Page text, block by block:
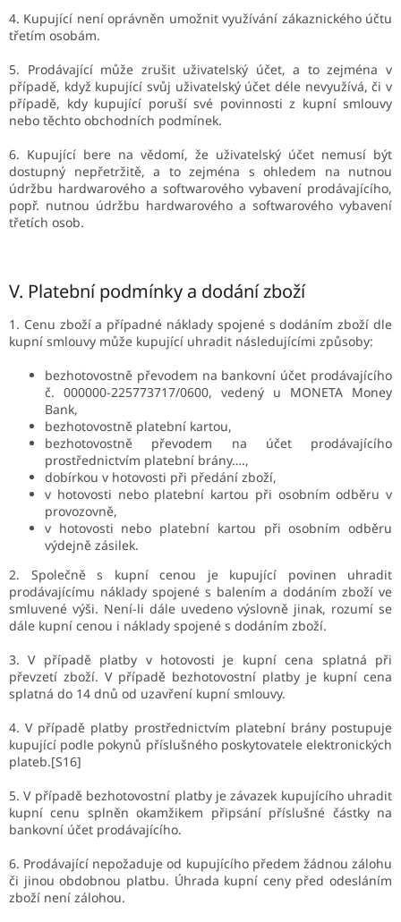
4. Kupující není oprávněn umožnit využívání zákaznického účtu
třetím osobám.
5. Prodávající může zrušit uživatelský účet, a to zejména v
případě, když kupující svůj uživatelský účet déle nevyužívá, či v
případě, kdy kupující poruší své povinnosti z kupní smlouvy
nebo těchto obchodních podmínek.
6. Kupující bere na vědomí, že uživatelský účet nemusí být
dostupný nepřetržitě, a to zejména s ohledem na nutnou
údržbu hardwarového a softwarového vybavení prodávajícího,
popř. nutnou údržbu hardwarového a softwarového vybavení
třetích osob.
V. Platební podmínky a dodání zboží
1. Cenu zboží a případné náklady spojené s dodáním zboží dle
kupní smlouvy může kupující uhradit následujícími způsoby:
bezhotovostně převodem na bankovní účet prodávajícího
č. 000000-225773717/0600, vedený u MONETA Money
Bank,
bezhotovostně platební kartou,
bezhotovostně převodem na účet prodávajícího
prostřednictvím platební brány….,
dobírkou v hotovosti při předání zboží,
v hotovosti nebo platební kartou při osobním odběru v
provozovně,
v hotovosti nebo platební kartou při osobním odběru
výdejně zásilek.
2. Společně s kupní cenou je kupující povinen uhradit
prodávajícímu náklady spojené s balením a dodáním zboží ve
smluvené výši. Není-li dále uvedeno výslovně jinak, rozumí se
dále kupní cenou i náklady spojené s dodáním zboží.
3. V případě platby v hotovosti je kupní cena splatná při
převzetí zboží. V případě bezhotovostní platby je kupní cena
splatná do 14 dnů od uzavření kupní smlouvy.
4. V případě platby prostřednictvím platební brány postupuje
kupující podle pokynů příslušného poskytovatele elektronických
plateb.[S16]
5. V případě bezhotovostní platby je závazek kupujícího uhradit
kupní cenu splněn okamžikem připsání příslušné částky na
bankovní účet prodávajícího.
6. Prodávající nepožaduje od kupujícího předem žádnou zálohu
či jinou obdobnou platbu. Úhrada kupní ceny před odesláním
zboží není zálohou.